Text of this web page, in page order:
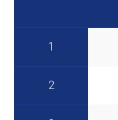
1
2